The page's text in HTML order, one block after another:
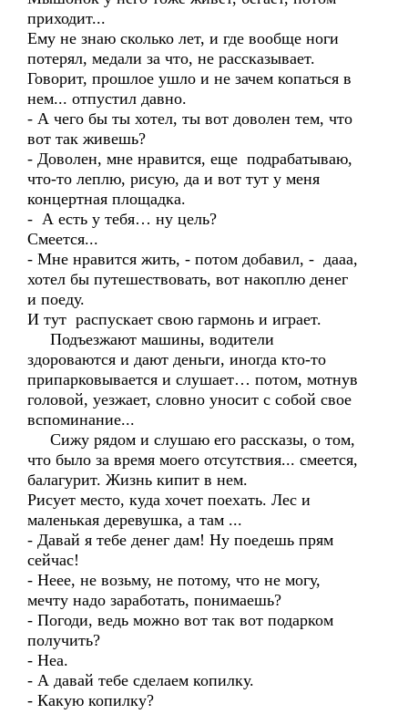
приходит...
Ему не знаю сколько лет, и где вообще ноги
потерял, медали за что, не рассказывает.
Говорит, прошлое ушло и не зачем копаться в
нем... отпустил давно.
- А чего бы ты хотел, ты вот доволен тем, что
вот так живешь?
- Доволен, мне нравится, еще подрабатываю,
что-то леплю, рисую, да и вот тут у меня
концертная площадка.
- А есть у тебя… ну цель?
Смеется...
- Мне нравится жить, - потом добавил, - дааа,
хотел бы путешествовать, вот накоплю денег
и поеду.
И тут распускает свою гармонь и играет.
Подъезжают машины, водители
здороваются и дают деньги, иногда кто-то
припарковывается и слушает… потом, мотнув
головой, уезжает, словно уносит с собой свое
вспоминание...
Сижу рядом и слушаю его рассказы, о том,
что было за время моего отсутствия... смеется,
балагурит. Жизнь кипит в нем.
Рисует место, куда хочет поехать. Лес и
маленькая деревушка, а там ...
- Давай я тебе денег дам! Ну поедешь прям
сейчас!
- Неее, не возьму, не потому, что не могу,
мечту надо заработать, понимаешь?
- Погоди, ведь можно вот так вот подарком
получить?
- Неа.
- А давай тебе сделаем копилку.
- Какую копилку?